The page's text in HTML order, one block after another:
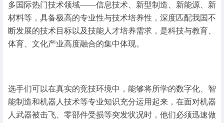
多国际热门技术领域——信息技术、新型制造、新能源、新
材料等，具备极高的专业性与技术培养性，深度匹配我国不
断发展的技术目标以及技能人才培养需求，是科技与教育、
体育、文化产业高度融合的集中体现。
选手们可以在真实的竞技环境中，能够将所学的数字化、智
能制造和机器人技术等专业知识充分运用起来，在面对机器
人武器被击飞、零部件受损等突发状况时，他们必须迅速做